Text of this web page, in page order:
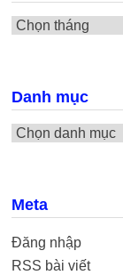
Lưu
trữ
Danh mục
Danh
mục
Meta
Đăng nhập
RSS bài viết